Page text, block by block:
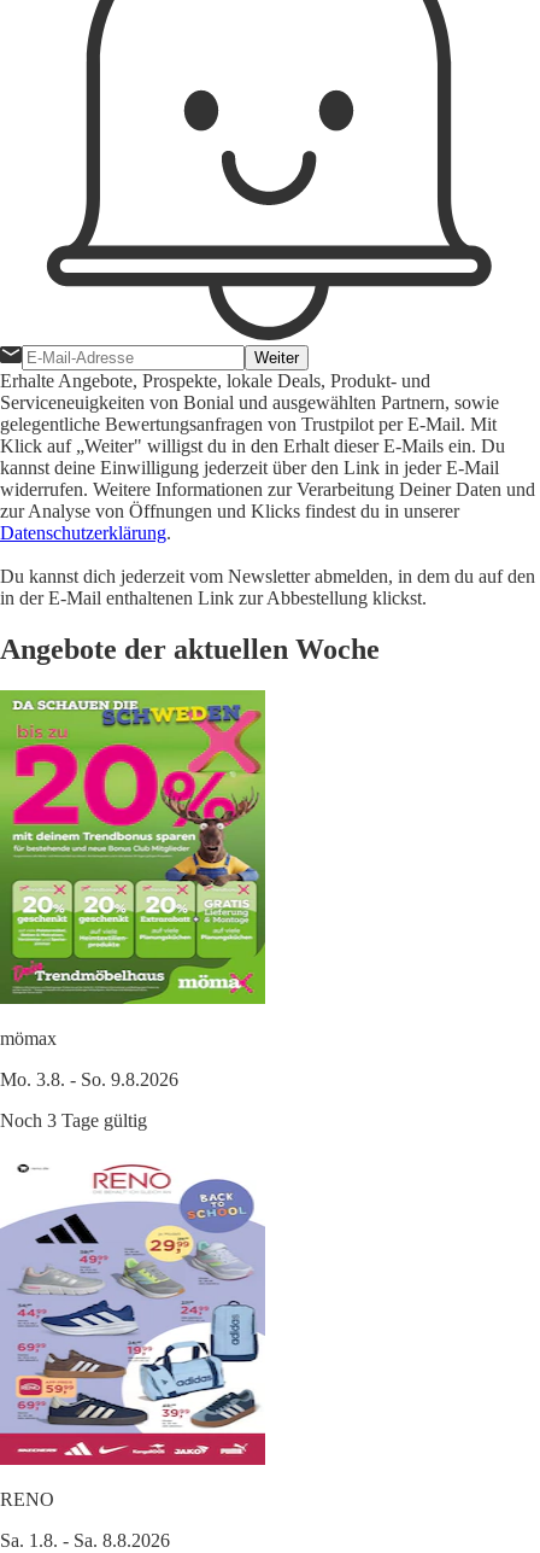
Weiter
Erhalte Angebote, Prospekte, lokale Deals, Produkt- und
Serviceneuigkeiten von Bonial und ausgewählten Partnern, sowie
gelegentliche Bewertungsanfragen von Trustpilot per E-Mail. Mit
Klick auf „Weiter" willigst du in den Erhalt dieser E-Mails ein. Du
kannst deine Einwilligung jederzeit über den Link in jeder E-Mail
widerrufen. Weitere Informationen zur Verarbeitung Deiner Daten und
zur Analyse von Öffnungen und Klicks findest du in unserer
Datenschutzerklärung.
Du kannst dich jederzeit vom Newsletter abmelden, in dem du auf den
in der E-Mail enthaltenen Link zur Abbestellung klickst.
Angebote der aktuellen Woche
mömax
Mo. 3.8. - So. 9.8.2026
Noch 3 Tage gültig
RENO
Sa. 1.8. - Sa. 8.8.2026